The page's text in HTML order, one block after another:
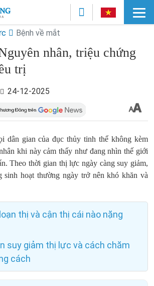
Bệnh về mắt
nhân, triệu chứng
trị
24-12-2025
dân gian của đục thủy tinh thể không kèm
khi này cảm thấy như đang nhìn thế giới
Theo thời gian thị lực ngày càng suy giảm,
sinh hoạt thường ngày trở nên khó khăn và
thị và cận thị cái nào nặng
suy giảm thị lực và cách chăm
cách